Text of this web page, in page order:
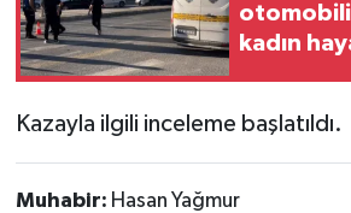
kadın
Kazayla ilgili inceleme başlatıldı.
Muhabir: Hasan Yağmur